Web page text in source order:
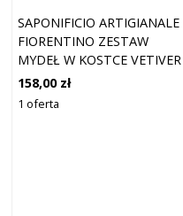
SAPONIFICIO ARTIGIANALE
FIORENTINO ZESTAW
MYDEŁ W KOSTCE VETIVER
AND ARGAN SET 3×125 G
158,00 zł
1 oferta